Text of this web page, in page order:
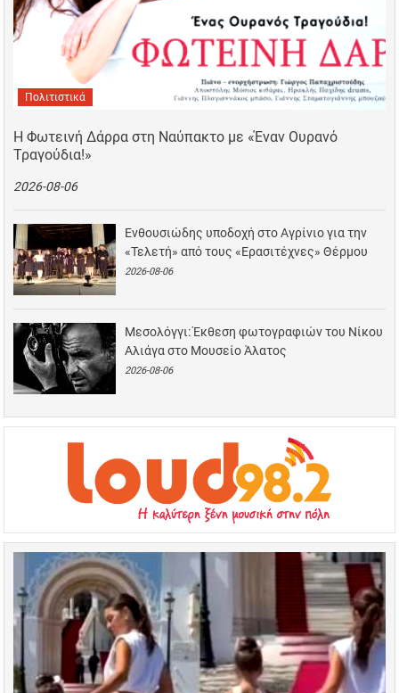
Πολιτιστικά
Η Φωτεινή Δάρρα στη Ναύπακτο με «Έναν Ουρανό
Τραγούδια!»
2026-08-06
Ενθουσιώδης υποδοχή στο Αγρίνιο για την
«Τελετή» από τους «Ερασιτέχνες» Θέρμου
2026-08-06
Μεσολόγγι: Έκθεση φωτογραφιών του Νίκου
Αλιάγα στο Μουσείο Άλατος
2026-08-06